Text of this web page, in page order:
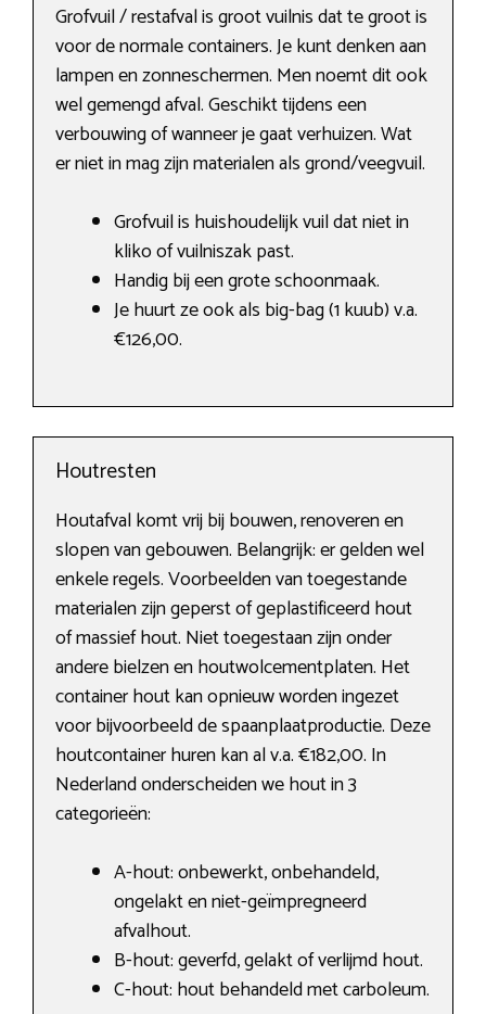
Grofvuil / restafval is groot vuilnis dat te groot is
voor de normale containers. Je kunt denken aan
lampen en zonneschermen. Men noemt dit ook
wel gemengd afval. Geschikt tijdens een
verbouwing of wanneer je gaat verhuizen. Wat
er niet in mag zijn materialen als grond/veegvuil.
Grofvuil is huishoudelijk vuil dat niet in
kliko of vuilniszak past.
Handig bij een grote schoonmaak.
Je huurt ze ook als big-bag (1 kuub) v.a.
€126,00.
Houtresten
Houtafval komt vrij bij bouwen, renoveren en
slopen van gebouwen. Belangrijk: er gelden wel
enkele regels. Voorbeelden van toegestande
materialen zijn geperst of geplastificeerd hout
of massief hout. Niet toegestaan zijn onder
andere bielzen en houtwolcementplaten. Het
container hout kan opnieuw worden ingezet
voor bijvoorbeeld de spaanplaatproductie. Deze
houtcontainer huren kan al v.a. €182,00. In
Nederland onderscheiden we hout in 3
categorieën:
A-hout: onbewerkt, onbehandeld,
ongelakt en niet-geïmpregneerd
afvalhout.
B-hout: geverfd, gelakt of verlijmd hout.
C-hout: hout behandeld met carboleum.